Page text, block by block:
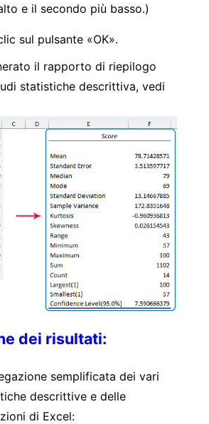
e il secondo più basso.)
sul pulsante «OK».
il rapporto di riepilogo
statistiche descrittiva, vedi
dei risultati:
semplificata dei vari
descrittive e delle
di Excel: